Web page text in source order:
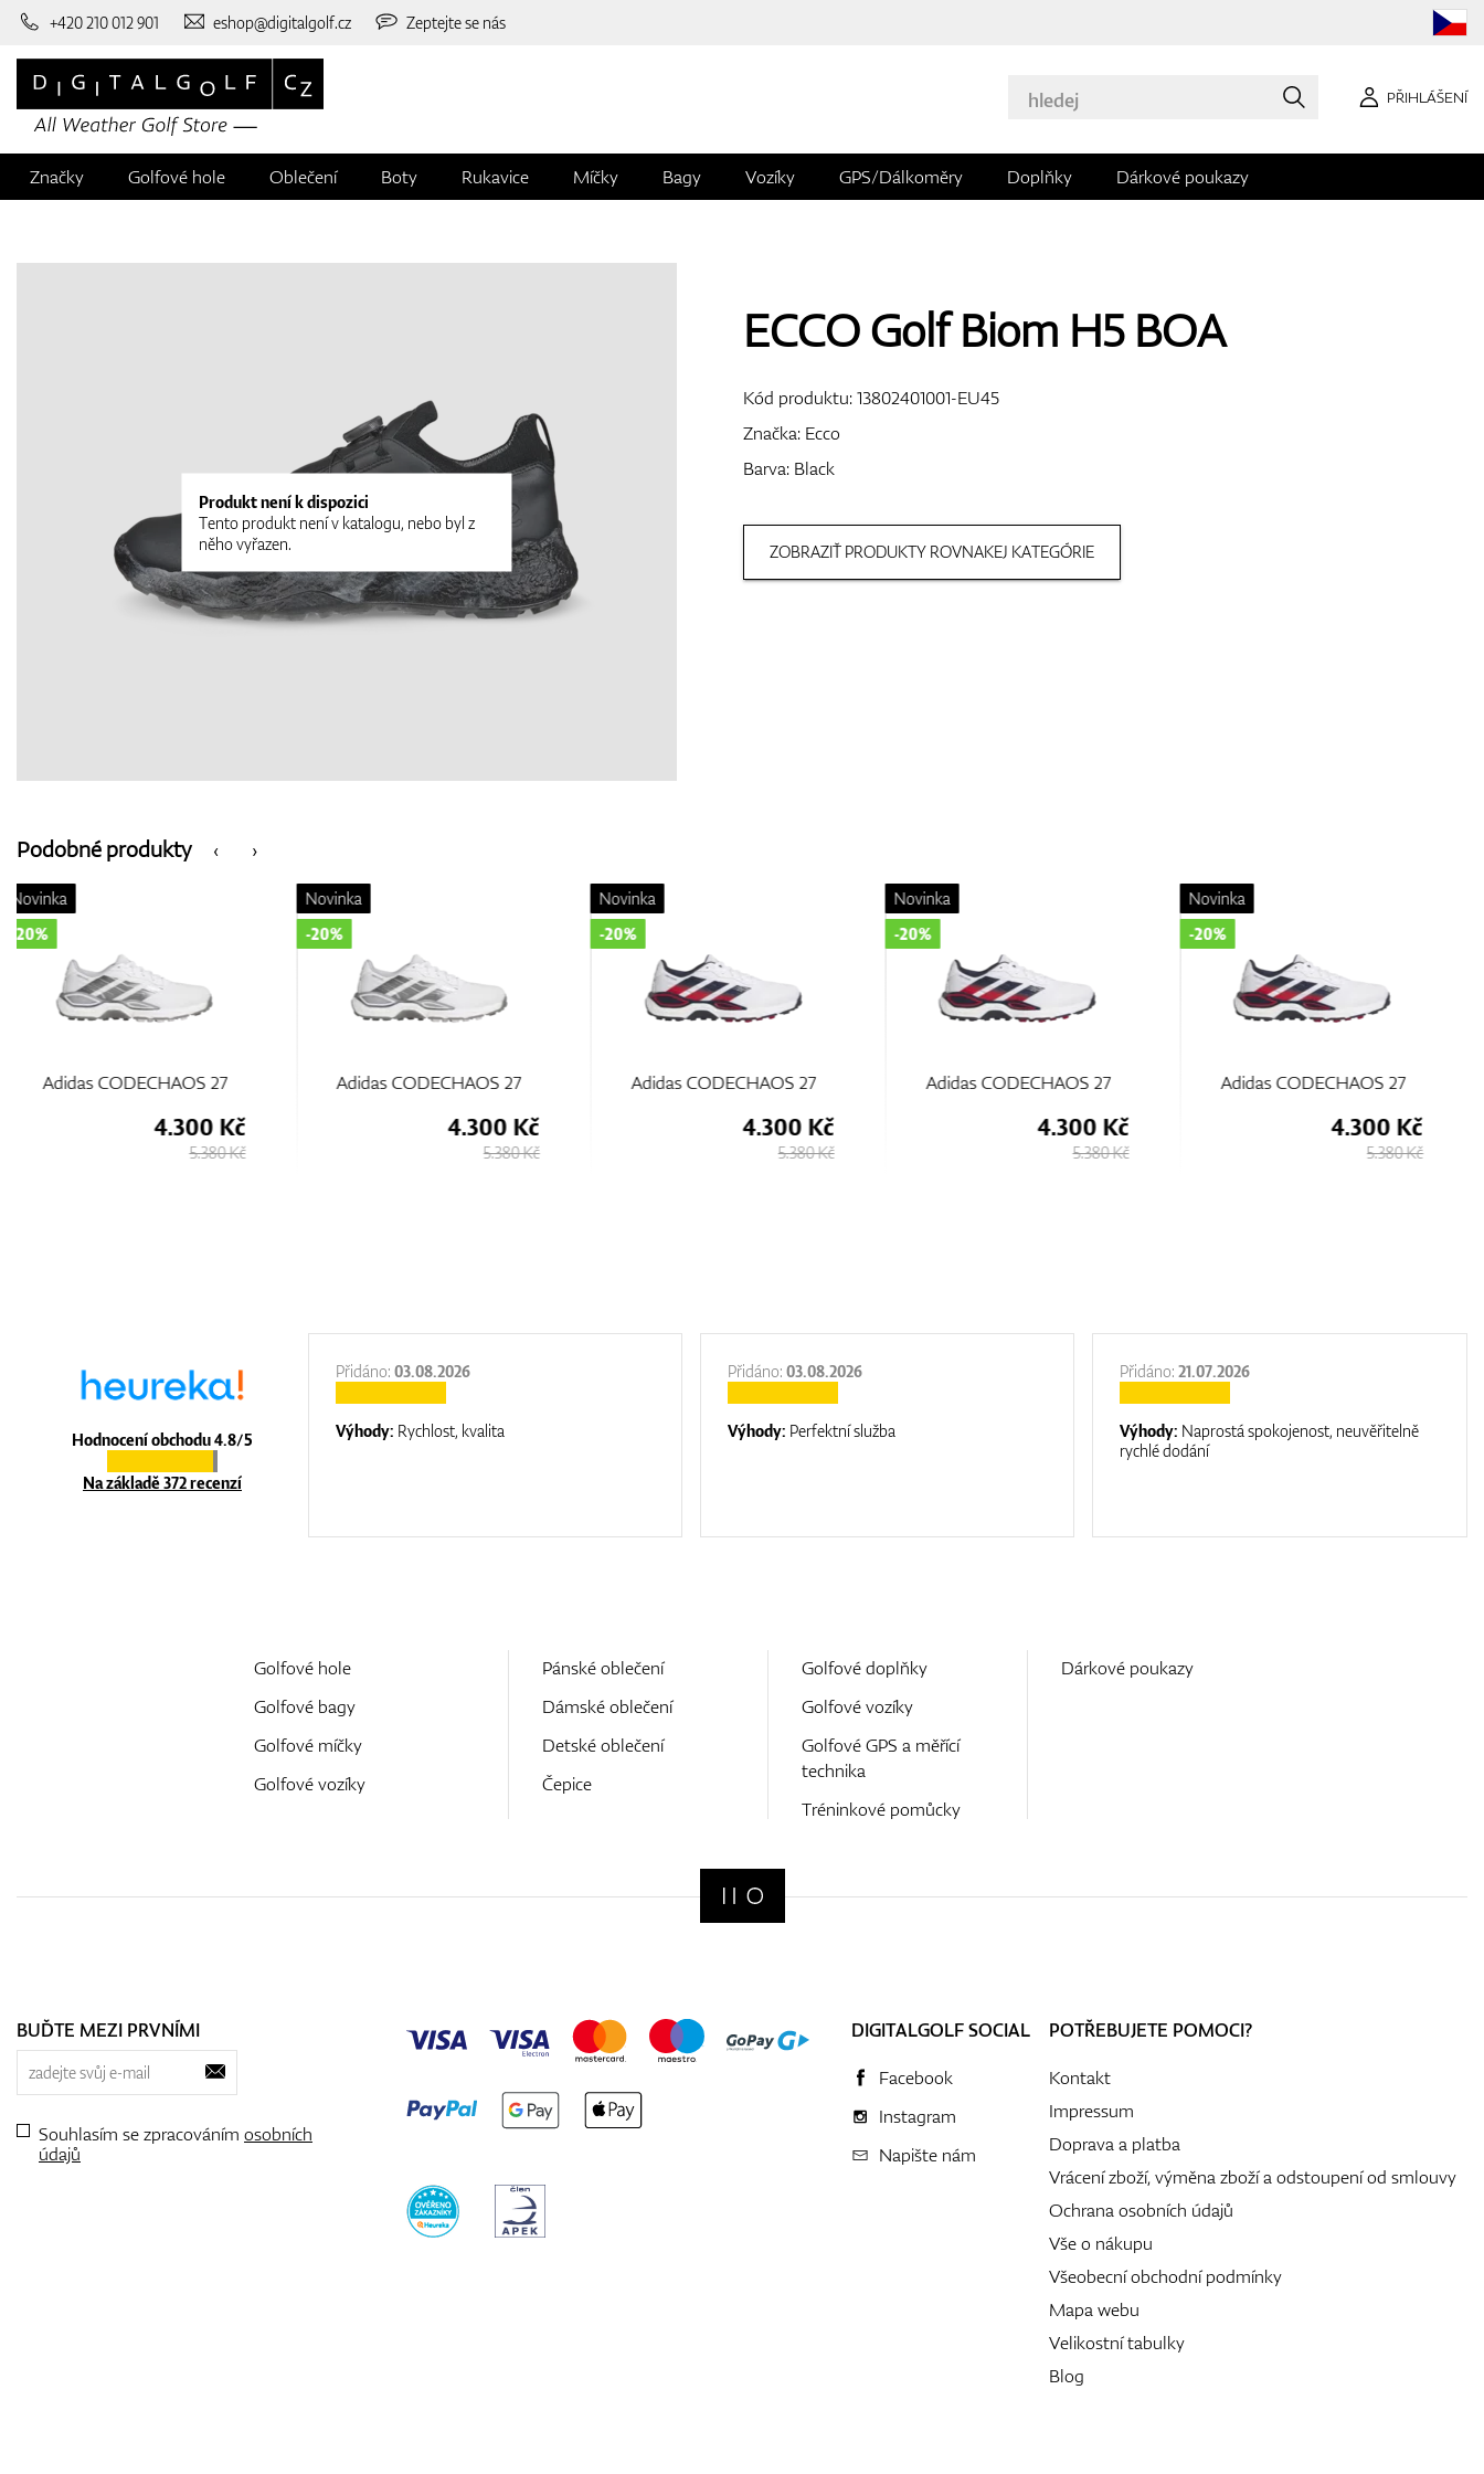
+420 210 012 901 eshop@digitalgolf.cz Zeptejte se nás
PŘIHLÁŠENÍ
Značky Golfové hole Oblečení Boty Rukavice Míčky Bagy Vozíky GPS/Dálkoměry Doplňky Dárkové poukazy
Produkt není k dispozici
Tento produkt není v katalogu, nebo byl z
něho vyřazen.
ECCO Golf Biom H5 BOA
Kód produktu:13802401001-EU45
Značka: Ecco
Barva: Black
ZOBRAZIŤ PRODUKTY ROVNAKEJ KATEGÓRIE
‹
Podobné produkty ›
Adidas CODECHAOS 27
Novinka
-20%
4.300 Kč
5.380 Kč
Adidas CODECHAOS 27
Novinka
-20%
4.300 Kč
5.380 Kč
Adidas CODECHAOS 27
Novinka
-20%
4.300 Kč
5.380 Kč
Adidas CODECHAOS 27
Novinka
-20%
4.300 Kč
5.380 Kč
Adidas S2G Vent
Novinka
-20%
4.300 Kč
5.380 Kč
Hodnocení obchodu 4.8/5
Na základě 372 recenzí
Přidáno:03.08.2026
Výhody: Rychlost, kvalita
Přidáno:03.08.2026
Výhody: Perfektní služba
Přidáno:21.07.2026
Výhody: Naprostá spokojenost, neuvěřitelně
rychlé dodání
Golfové hole
Golfové bagy
Golfové míčky
Golfové vozíky
Pánské oblečení
Dámské oblečení
Detské oblečení
Čepice
Golfové doplňky
Golfové vozíky
Golfové GPS a měřící
technika
Tréninkové pomůcky
Dárkové poukazy
BUĎTE MEZI PRVNÍMI
Souhlasím se zpracováním osobních
údajů
DIGITALGOLF SOCIAL
Facebook
Instagram
Napište nám
POTŘEBUJETE POMOCI?
Kontakt
Impressum
Doprava a platba
Vrácení zboží, výměna zboží a odstoupení od smlouvy
Ochrana osobních údajů
Vše o nákupu
Všeobecní obchodní podmínky
Mapa webu
Velikostní tabulky
Blog